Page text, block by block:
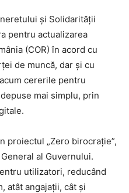
și Solidarității
pentru actualizarea
(COR) în acord cu
de muncă, dar și cu
cererile pentru
mai simplu, prin
proiectul „Zero birocrație”,
al Guvernului.
utilizatori, reducând
atât angajații, cât și